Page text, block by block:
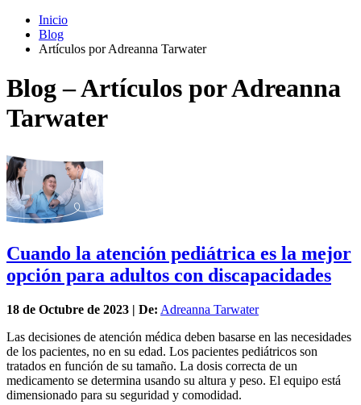
Inicio
Blog
Artículos por Adreanna Tarwater
Blog – Artículos por Adreanna
Tarwater
Cuando la atención pediátrica es la mejor
opción para adultos con discapacidades
18 de Octubre de 2023 | De: Adreanna Tarwater
Las decisiones de atención médica deben basarse en las necesidades
de los pacientes, no en su edad. Los pacientes pediátricos son
tratados en función de su tamaño. La dosis correcta de un
medicamento se determina usando su altura y peso. El equipo está
dimensionado para su seguridad y comodidad.